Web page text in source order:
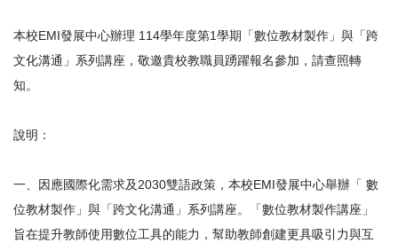
本校EMI發展中心辦理 114學年度第1學期「數位教材製作」與「跨
文化溝通」系列講座，敬邀貴校教職員踴躍報名參加，請查照轉
知。
說明：
一、因應國際化需求及2030雙語政策，本校EMI發展中心舉辦「 數
位教材製作」與「跨文化溝通」系列講座。「數位教材製作講座」
旨在提升教師使用數位工具的能力，幫助教師創建更具吸引力與互